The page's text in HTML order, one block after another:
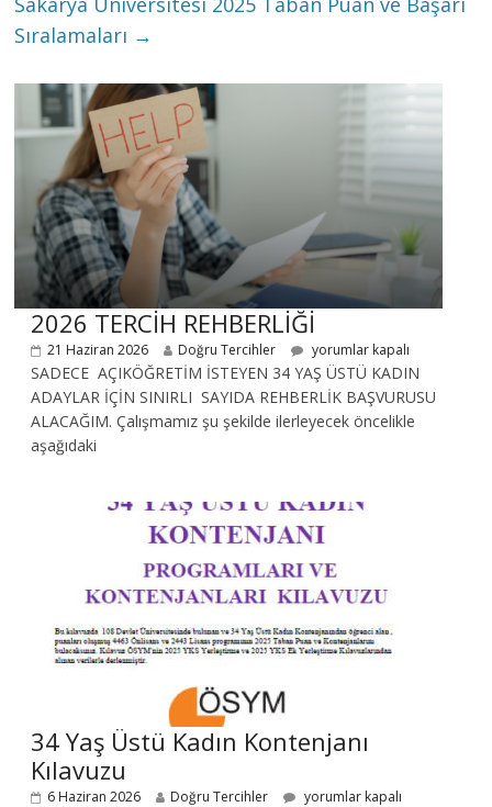
Sıralamaları →
2026 TERCİH REHBERLİĞİ
21 Haziran 2026 Doğru Tercihler yorumlar kapalı
SADECE AÇIKÖĞRETİM İSTEYEN 34 YAŞ ÜSTÜ KADIN
ADAYLAR İÇİN SINIRLI SAYIDA REHBERLİK BAŞVURUSU
ALACAĞIM. Çalışmamız şu şekilde ilerleyecek öncelikle
aşağıdaki
34 Yaş Üstü Kadın Kontenjanı
Kılavuzu
6 Haziran 2026 Doğru Tercihler yorumlar kapalı